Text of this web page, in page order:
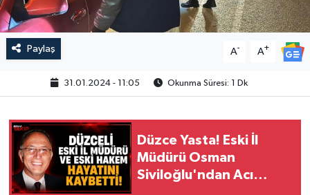
Paylaş A- A+
31.01.2024 - 11:05 Okunma Süresi: 1 Dk
Düzce Yasta! Eski İl
Müdürü Osman
Siviloğlu'ndan Acı